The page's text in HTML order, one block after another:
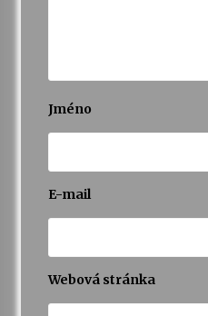
Jméno
E-mail
Webová stránka